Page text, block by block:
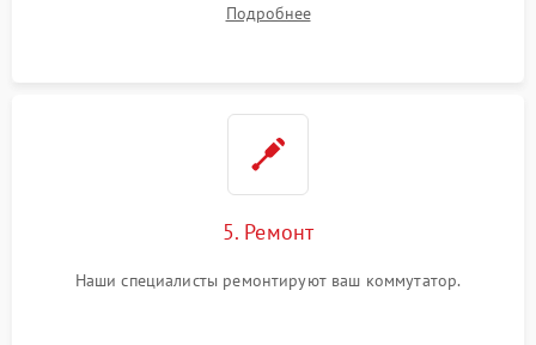
Подробнее
5. Ремонт
Наши специалисты ремонтируют ваш коммутатор.